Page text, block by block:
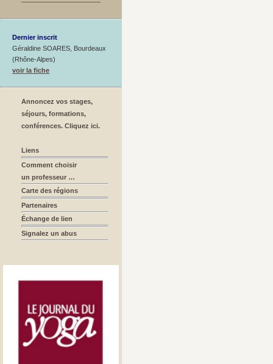
Dernier inscrit
Géraldine SOARES, Bourdeaux
(Rhône-Alpes)
voir la fiche
Annoncez vos stages,
séjours, formations,
conférences. Cliquez ici.
Liens
Comment choisir
un professeur …
Carte des régions
Partenaires
Échange de lien
Signalez un abus